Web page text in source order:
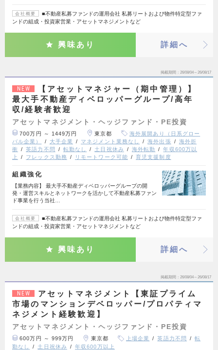
会社概要
■不動産私募ファンドの運用会社 私募リートおよび物件特定型ファ
ンドの組成・投資家営業・アセットマネジメントなど
興味あり 詳細へ
掲載期間 26/08/04～26/08/17
NEW
【アセットマネジャー（期中管理）】
最大手不動産ディベロッパーグループ/高年
収/経験者歓迎
アセットマネジメント・ヘッジファンド・PE投資
700万円 ～ 1449万円 東京都
海外展開あり（日系グロー
バル企業）
大手企業 マネジメント業務なし 海外出張
海外折
衝
英語力不問 転勤なし 土日祝休み 海外転勤
年収600万以
上
フレックス勤務 リモートワーク可能 育児支援制度
組織強化
【業務内容】 最大手不動産ディベロッパーグループの開
発・運営スキルとネットワークを活かして不動産私募ファン
ド事業を行う当社…
会社概要
■不動産私募ファンドの運用会社 私募リートおよび物件特定型ファ
ンドの組成・投資家営業・アセットマネジメントなど
興味あり 詳細へ
掲載期間 26/08/04～26/08/17
NEW
アセットマネジメント【東証プライム
市場のマンションデベロッパー/プロパティマ
ネジメント経験歓迎】
アセットマネジメント・ヘッジファンド・PE投資
600万円 ～ 999万円 東京都 上場企業 英語力不問
転
勤なし
土日祝休み 年収600万以上